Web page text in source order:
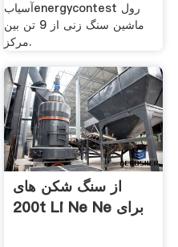
آسیابenergycontest رول
ماشین سنگ زنی از 9 تن بین
مرکز.
از سنگ شکن های
200t Li Ne Ne برای